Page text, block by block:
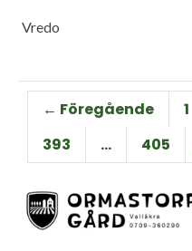
Vredo
← Föregående 1
393
… 405